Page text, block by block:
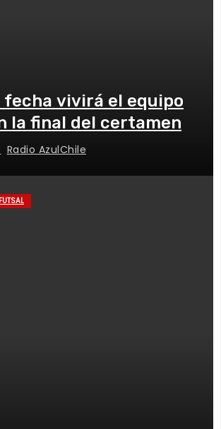
fecha vivirá el equipo
la final del certamen
Radio AzulChile
FUTSAL